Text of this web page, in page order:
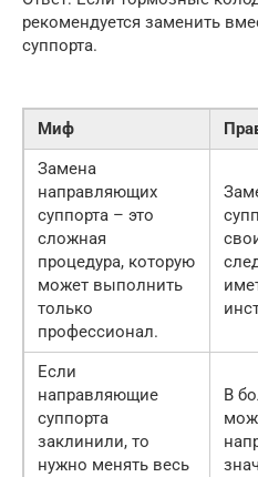
рекомендуется заменить
суппорта.
Миф
Замена
направляющих
суппорта – это
сложная
процедура, которую
может выполнить
только
профессионал.
Если
направляющие
суппорта
заклинили, то
нужно менять весь
В